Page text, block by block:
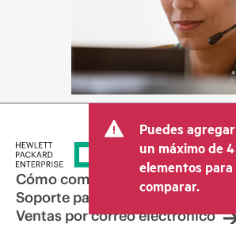
Puedes agregar
un máximo de 4
elementos para
comparar.
Cómo comprar
Soporte para productos
Ventas por correo electrónico